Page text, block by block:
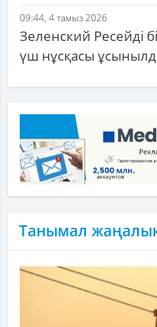
09:44, 4 тамыз 2026
Зеленский Ресейді
үш нұсқасы
Танымал